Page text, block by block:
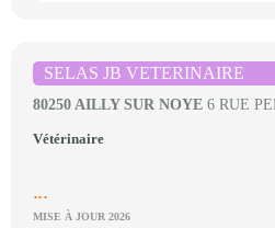
SELAS JB VETERINAIRE
80250 AILLY SUR NOYE 6 RUE
Vétérinaire
...
MISE À JOUR 2026